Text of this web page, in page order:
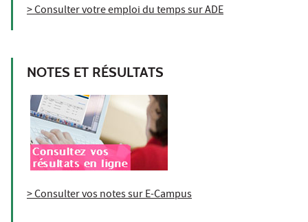
> Consulter votre emploi du temps sur ADE
NOTES ET RÉSULTATS
> Consulter vos notes sur E-Campus